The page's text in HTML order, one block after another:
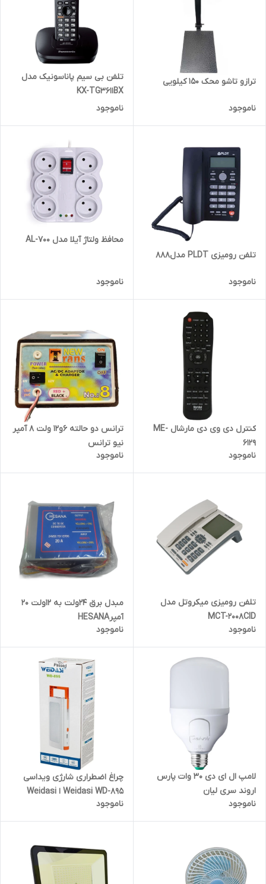
ترازو تاشو محک 150 کیلویی
ناموجود
تلفن بی سیم پاناسونیک مدل
KX-TG3611BX
ناموجود
تلفن رومیزی PLDT مدل۸۸۸
ناموجود
محافظ ولتاژ آیلا مدل AL-700
ناموجود
کنترل دی وی دی مارشال ME-
6129
ناموجود
ترانس دو حالته 6و12 ولت 8 آمپر
نیو ترانس
ناموجود
تلفن رومیزی میکروتل مدل
MCT-2008CID
ناموجود
مبدل برق 24ولت به 12ولت 20
آمپرHESANA
ناموجود
لامپ ال ای دی 30 وات پارس
اروند سری لیان
ناموجود
چراغ اضطراری شارژی ویداسی
Weidasi WD-895 ا Weidasi
WD-895
ناموجود